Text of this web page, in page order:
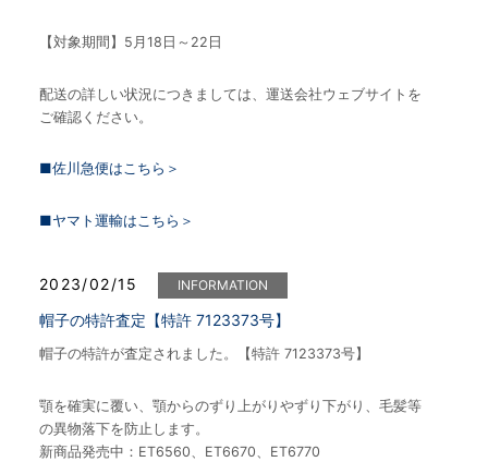
【対象期間】5月18日～22日
配送の詳しい状況につきましては、運送会社ウェブサイトを
ご確認ください。
■佐川急便はこちら＞
■ヤマト運輸はこちら＞
2023/02/15 INFORMATION
帽子の特許査定【特許 7123373号】
帽子の特許が査定されました。【特許 7123373号】
顎を確実に覆い、顎からのずり上がりやずり下がり、毛髪等
の異物落下を防止します。
新商品発売中：ET6560、ET6670、ET6770